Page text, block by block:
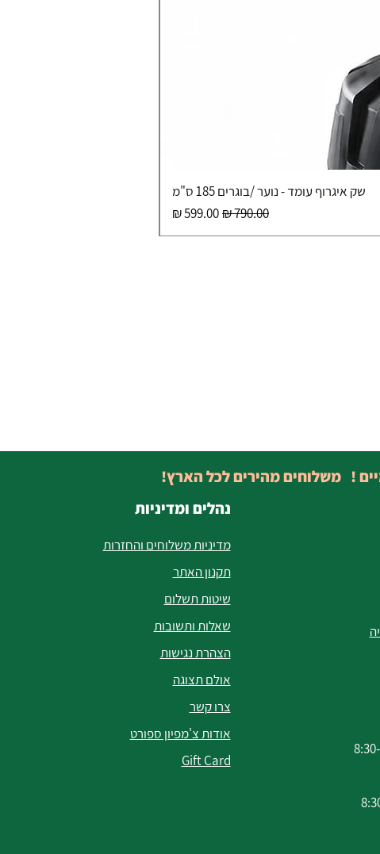
שק איגרוף עומד - נוער /בוגרים 185 ס"מ
מחיר רגילמחיר מבצע
נהלים ומדיניות
מדיניות משלוחים והחזרות
תקנון האתר
שיטות תשלום
שאלות ותשובות
הצהרת נגישות
אולם תצוגה
צרו קשר
אודות צ'מפיון ספורט
Gift Card
! משלוחים מהירים לכל הארץ!